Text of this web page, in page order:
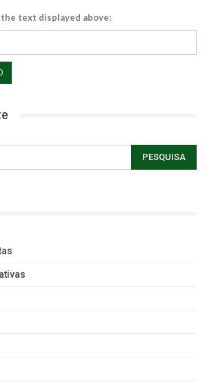
the text displayed above: